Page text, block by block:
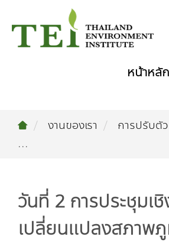
หน้าหลัก
งานของเรา การปรับตัว
...
วันที่ 2 การประชุมเ
เปลี่ยนแปลงสภาพ